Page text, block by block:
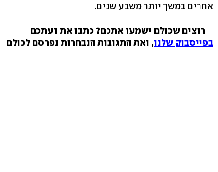
אחרים במשך יותר משבע שנים.
רוצים שכולם ישמעו אתכם? כתבו את דעתכם
בפייסבוק שלנו, ואת התגובות הנבחרות נפרסם לכולם